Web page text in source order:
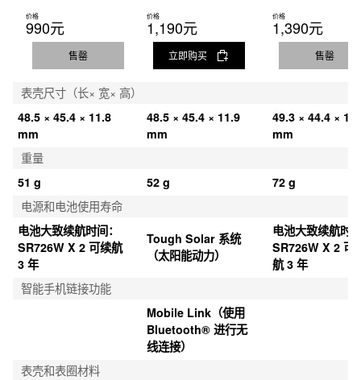
价格
990元
售罄
价格
1,190元
立即购买
价格
1,390元
售罄
表壳尺寸（长× 宽× 高）
48.5 × 45.4 × 11.8
mm
48.5 × 45.4 × 11.9
mm
49.3 × 44.4 ×
mm
重量
51 g
52 g
72 g
电源和电池使用寿命
电池大致续航时间：
SR726W X 2 可续航
3 年
Tough Solar 系统
（太阳能动力）
电池大致续航时
SR726W X 2 可
航 3 年
智能手机链接功能
Mobile Link（使用
Bluetooth® 进行无
线连接）
表壳和表圈材料